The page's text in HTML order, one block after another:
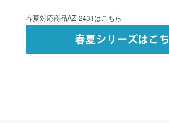
春夏対応商品AZ-2431 はこちら